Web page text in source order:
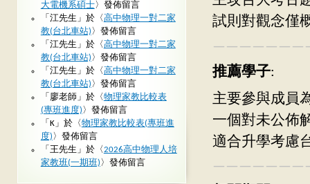
試則對觀念僅
推薦學子:
主要參與成員
一個對未公佈
適合升學考慮
大電機系碩士〉發佈留言
「 江先生 」於〈 高中物理一對二家
教(台北車站) 〉發佈留言
「 江先生 」於〈 高中物理一對二家
教(台北車站) 〉發佈留言
「 江先生 」於〈 高中物理一對二家
教(台北車站) 〉發佈留言
「 廖老師 」於〈物理家教比較表
(專班進度) 〉發佈留言
「 K」於〈物理家教比較表(專班進
度) 〉發佈留言
「 王先生 」於〈2026高中物理人培
家教班(一期班) 〉發佈留言